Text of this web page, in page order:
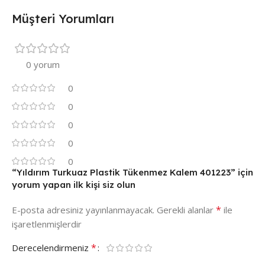
Müşteri Yorumları
0 yorum
0
0
0
0
0
“Yıldırım Turkuaz Plastik Tükenmez Kalem 401223” için
yorum yapan ilk kişi siz olun
E-posta adresiniz yayınlanmayacak. Gerekli alanlar * ile
işaretlenmişlerdir
Derecelendirmeniz *